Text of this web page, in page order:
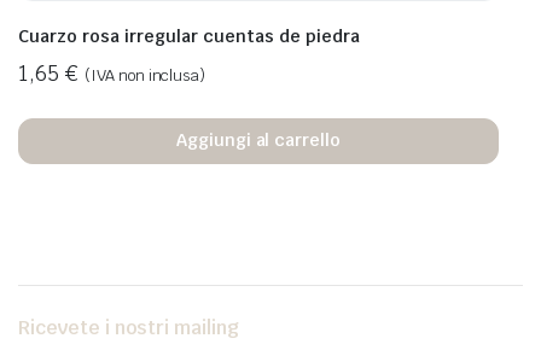
Cuarzo rosa irregular cuentas de piedra
1,65 € (IVA non inclusa)
Aggiungi al carrello
Ricevete i nostri mailing